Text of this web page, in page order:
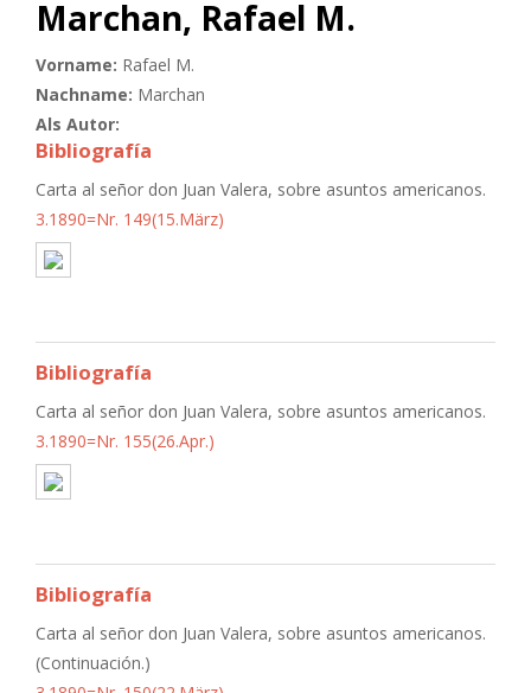
Marchan, Rafael M.
Vorname: Rafael M.
Nachname: Marchan
Als Autor:
Bibliografía
Carta al señor don Juan Valera, sobre asuntos americanos.
3.1890=Nr. 149(15.März)
Bibliografía
Carta al señor don Juan Valera, sobre asuntos americanos.
3.1890=Nr. 155(26.Apr.)
Bibliografía
Carta al señor don Juan Valera, sobre asuntos americanos.
(Continuación.)